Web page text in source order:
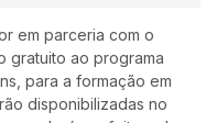
em parceria com o
gratuito ao programa
para a formação em
disponibilizadas no